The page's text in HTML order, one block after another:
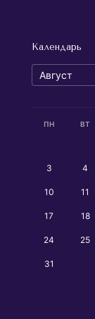
Календарь
ПН ВТ
3 4
10 11
17 18
24 25
31